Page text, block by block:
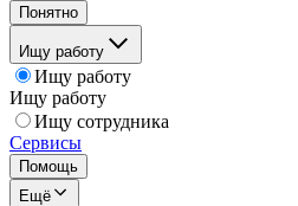
Понятно
Ищу работу
Ищу работу
Ищу работу
Ищу сотрудника
Сервисы
Помощь
Ещё